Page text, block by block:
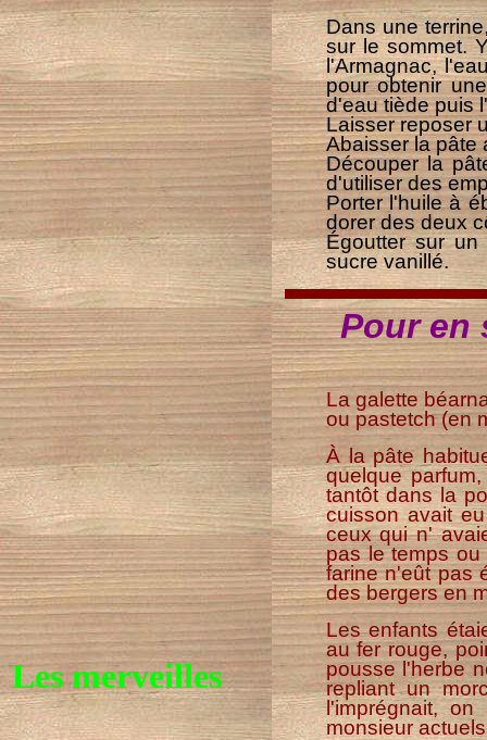
Les merveilles
Dans une
sur le sommet.
l'Armagnac,
pour obtenir
d'eau tiède puis
Laisser reposer
Abaisser la pâte
Découper la
d'utiliser des
Porter l'huile à
dorer des deux
Égoutter sur un
sucre vanillé.
Pour en
La galette
ou pastetch (en
À la pâte
quelque
tantôt dans la
cuisson avait
ceux qui n'
pas le temps
farine n'eût pas
des bergers en
Les enfants
au fer rouge,
pousse l'herbe
repliant un
l'imprégnait,
monsieur